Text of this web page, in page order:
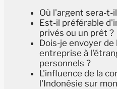
Où l'argent sera-t-
Est-il préférable
privés ou un prêt ?
Dois-je envoyer
entreprise à
personnels ?
L'influence de la
l'Indonésie sur